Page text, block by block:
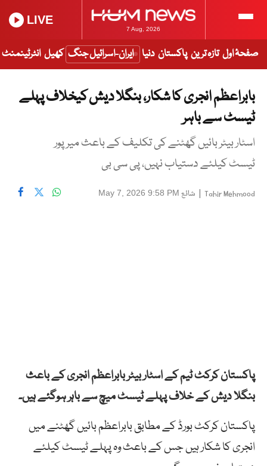
7 Aug, 2026
LIVE
صفحۂ اول تازہ ترین پاکستان دنیا ایران-اسرائیل جنگ کھیل انٹرٹینمنٹ
بابراعظم انجری کا شکار، بنگلا دیش کیخلاف پہلے
ٹیسٹ سے باہر
اسٹار بیٹر بائیں گھٹنے کی تکلیف کے باعث میرپور
ٹیسٹ کیلئے دستیاب نہیں، پی سی بی
Tahir Mehmood
| شائع May 7, 2026 9:58 PM
پاکستان کرکٹ ٹیم کے اسٹار بیٹربابراعظمانجری کے باعث
بنگلا دیش کے خلاف پہلے ٹیسٹ میچ سے باہر ہوگئے ہیں۔
پاکستان کرکٹ بورڈکے مطابق بابراعظم بائیں گھٹنے میں
انجری کا شکار ہیں جس کے باعث وہ پہلے ٹیسٹ کیلئے